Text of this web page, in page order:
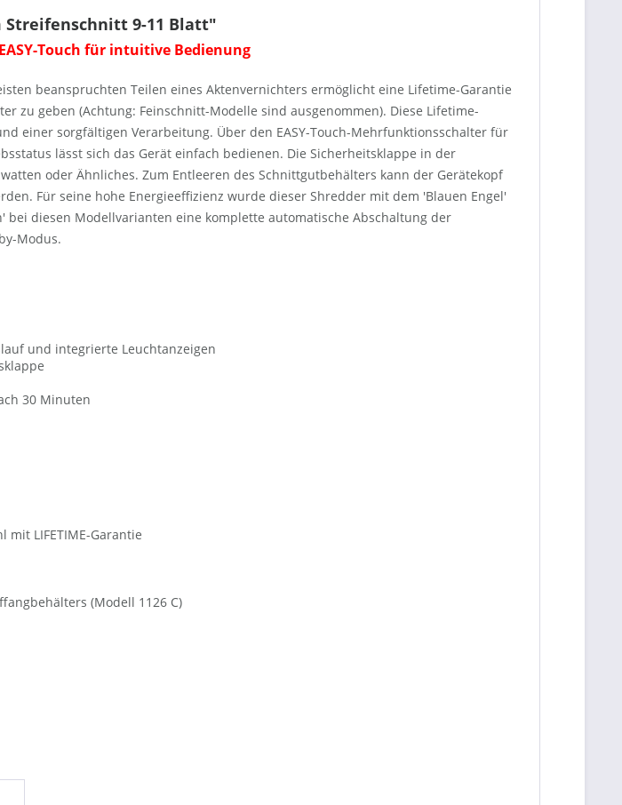
Streifenschnitt 9-11 Blatt"
Touch für intuitive Bedienung
beanspruchten Teilen eines Aktenvernichters ermöglicht eine Lifetime-Garantie
zu geben (Achtung: Feinschnitt-Modelle sind ausgenommen). Diese Lifetime-
einer sorgfältigen Verarbeitung. Über den EASY-Touch-Mehrfunktionsschalter für
lässt sich das Gerät einfach bedienen. Die Sicherheitsklappe in der
oder Ähnliches. Zum Entleeren des Schnittgutbehälters kann der Gerätekopf
Für seine hohe Energieeffizienz wurde dieser Shredder mit dem 'Blauen Engel'
diesen Modellvarianten eine komplette automatische Abschaltung der
Modus.
und integrierte Leuchtanzeigen
30 Minuten
LIFETIME-Garantie
(Modell 1126 C)